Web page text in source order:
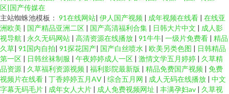
区|国产传媒在
主站蜘蛛池模板： 91在线网站| 伊人国产视频 | 成年视频在线看 | 在线亚
洲欧美 | 国产精品亚洲二区 | 国产高清福利合集 | 日韩大片中文 | 成人影
视导航 | 永久无码网站 | 高清资源在线播放 | 91牛牛| 一级片免费看 | 精品
久草| 91国内自拍| 91探花国产| 国产白丝喷水 | 欧美另类色图 | 日韩精品
第一区 | 日韩丝袜制服 | 午夜婷婷成人一区 | 激情文学五月婷婷 | 久草精
品资源 | 久草福利资源视频 | 福利影院最新版 | 精品免费国产视频 | 免费
视频片在线看 | 丁香婷婷五月AⅤ | 综合五月网 | 成人无码在线播放 | 中文
字幕无码毛片 | 成年女人大片 | 成人免费视频网址 | 丰满孕妇av | 久草视